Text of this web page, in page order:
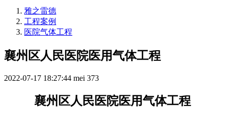
雅之雷德
工程案例
医院气体工程
襄州区人民医院医用气体工程
2022-07-17 18:27:44 mei 373
襄州区人民医院医用气体工程